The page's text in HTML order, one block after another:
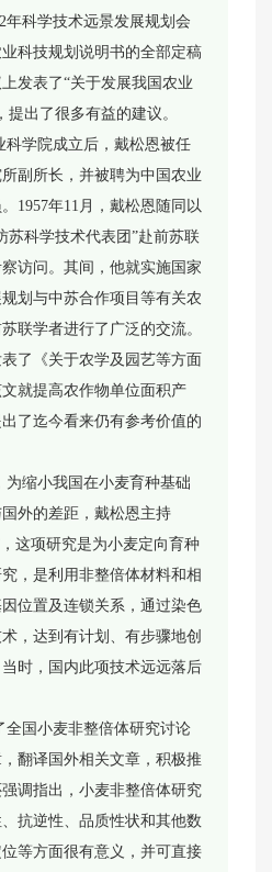
年科学技术远景发展规划会
科技规划说明书的全部定稿
发表了“关于发展我国农业
出了很多有益的建议。
科学院成立后，戴松恩被任
副所长，并被聘为中国农业
1957年11月，戴松恩随同以
苏科学技术代表团”赴前苏联
访问。其间，他就实施国家
划与中苏合作项目等有关农
联学者进行了广泛的交流。
了《关于农学及园艺等方面
就提高农作物单位面积产
了迄今看来仍有参考价值的
为缩小我国在小麦育种基础
外的差距，戴松恩主持
这项研究是为小麦定向育种
，是利用非整倍体材料和相
位置及连锁关系，通过染色
，达到有计划、有步骤地创
时，国内此项技术远远落后
全国小麦非整倍体研究讨论
翻译国外相关文章，积极推
调指出，小麦非整倍体研究
抗逆性、品质性状和其他数
等方面很有意义，并可直接